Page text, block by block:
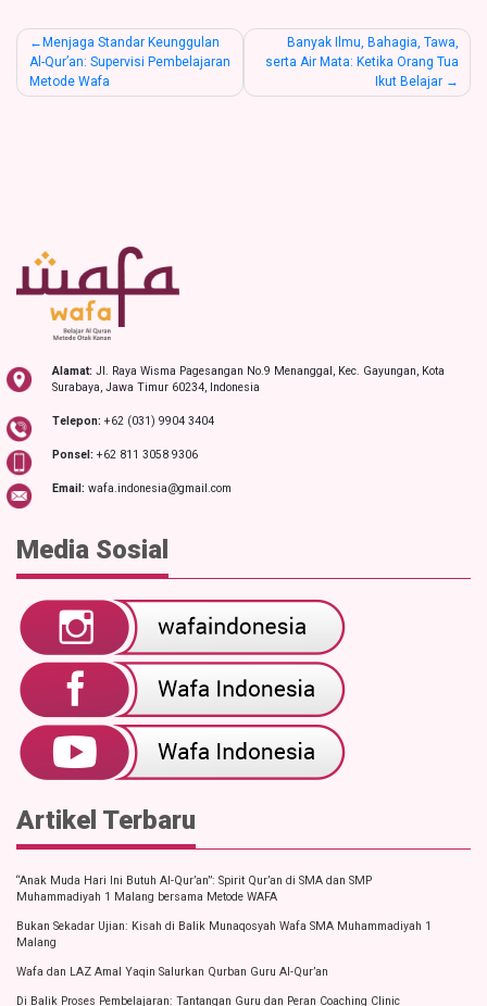
Post
navigation
Menjaga Standar Keunggulan
Al-Qur’an: Supervisi Pembelajaran
Metode Wafa
Banyak Ilmu, Bahagia, Tawa,
serta Air Mata: Ketika Orang Tua
Ikut Belajar
Alamat: Jl. Raya Wisma Pagesangan No.9 Menanggal, Kec. Gayungan, Kota
Surabaya, Jawa Timur 60234, Indonesia
Telepon: +62 (031) 9904 3404
Ponsel: +62 811 3058 9306
Email: wafa.indonesia@gmail.com
Media Sosial
Artikel Terbaru
“Anak Muda Hari Ini Butuh Al-Qur’an”: Spirit Qur’an di SMA dan SMP
Muhammadiyah 1 Malang bersama Metode WAFA
Bukan Sekadar Ujian: Kisah di Balik Munaqosyah Wafa SMA Muhammadiyah 1
Malang
Wafa dan LAZ Amal Yaqin Salurkan Qurban Guru Al-Qur’an
Di Balik Proses Pembelajaran: Tantangan Guru dan Peran Coaching Clinic